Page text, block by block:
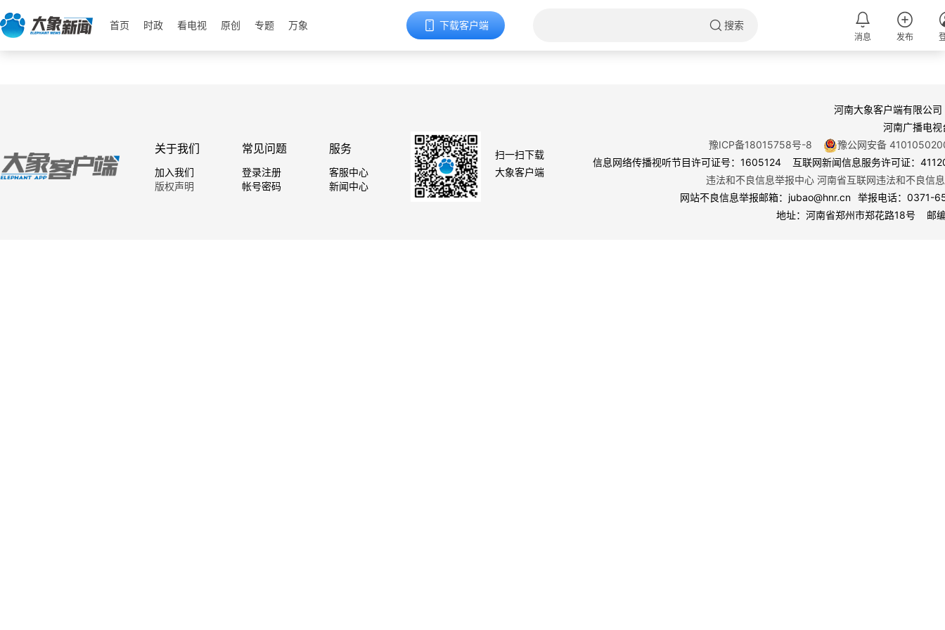
首页 时政 看电视 原创 专题 万象 下载客户端 搜索
消息 发布
关于我们
加入我们
版权声明
常见问题
登录注册
帐号密码
服务
客服中心
新闻中心
扫一扫下载
大象客户端
河南大象客户端有限公司
河南广播电视
豫ICP备18015758号-8
豫公网安备
信息网络传播视听节目许可证号：1605124 互联网新闻信息服务许可证：
违法和不良信息举报中心 河南省互联网违法和不良信
网站不良信息举报邮箱：jubao@hnr.cn 举报电话：0371-
地址：河南省郑州市郑花路18号 邮